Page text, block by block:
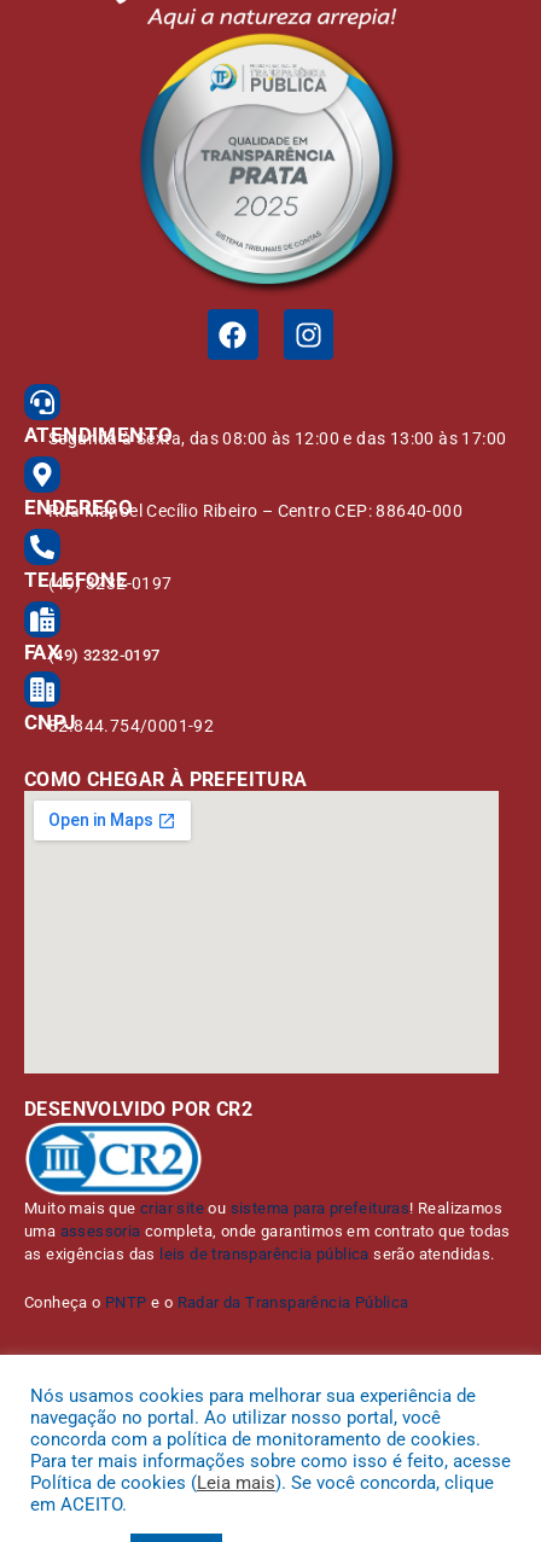
ATENDIMENTO
Segunda à Sexta, das 08:00 às 12:00 e das 13:00 às 17:00
ENDEREÇO
Rua Manoel Cecílio Ribeiro – Centro CEP: 88640-000
TELEFONE
(49) 3232-0197
FAX(49) 3232-0197
CNPJ82.844.754/0001-92
COMO CHEGAR À PREFEITURA
DESENVOLVIDO POR CR2
Muito mais quecriar site ou sistema para prefeituras! Realizamos
uma assessoria completa, onde garantimos em contrato que todas
as exigências das leis de transparência pública serão atendidas.
Conheça o PNTP e o Radar da Transparência Pública
Todos os direitos reservados a Prefeitura Municipal de Bom Jardim da
Serra.
Mapa do Site Acessar Área Administrativa Acessar o Webmail
Nós usamos cookies para melhorar sua experiência de
navegação no portal. Ao utilizar nosso portal, você
concorda com a política de monitoramento de cookies.
Para ter mais informações sobre como isso é feito, acesse
Política de cookies (Leia mais). Se você concorda, clique
em ACEITO.